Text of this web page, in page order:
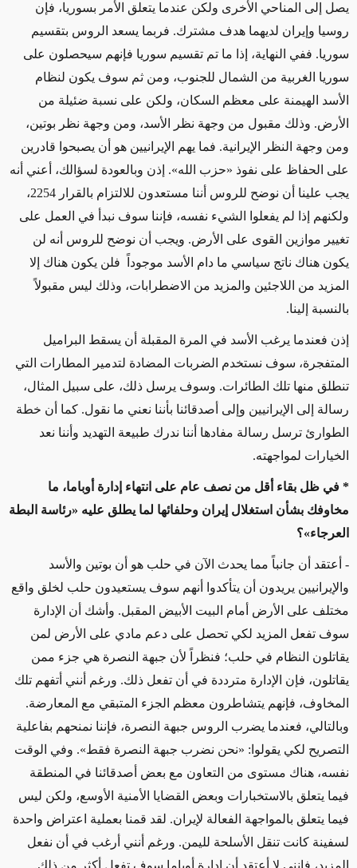
يصل إلى المناحي الأخرى ولكن عندما يتعلق الأمر بسوريا، فإن
روسيا وإيران لديهما هدف مشترك. فربما يسعد الروس بتقسيم
سوريا. ففي النهاية، إذا ما تم تقسيم سوريا فإنهم سيحصلون على
سوريا الغربية من الشمال للجنوب، ومن ثم سوف يكون لنظام
الأسد الهيمنة على معظم السكان، ولكن على نسبة ضئيلة من
الأرض. وذلك مقبول من وجهة نظر الأسد، ومن وجهة نظر بوتين،
ومن وجهة النظر الإيرانية. فما يهم الإيرانيين هو أن يصبحوا قادرين
على الحفاظ على نفوذ «حزب الله». إذن وبالعودة لسؤالك، أعني أنه
يجب علينا أن نوضح للروس أننا مستعدون للالتزام بالقرار 2254،
ولكنهم إذا لم يفعلوا الشيء نفسه، فإننا سوف نبدأ في العمل على
تغيير موازين القوى على الأرض. ويجب أن نوضح للروس أنه لن
يكون هناك ناتج سياسي ما دام الأسد موجوداً فلن يكون هناك إلا
المزيد من اللاجئين والمزيد من الاضطرابات، وذلك ليس مقبولاً
بالنسبة إلينا.
إذن فعندما يرغب الأسد في المرة المقبلة أن يسقط البراميل
المتفجرة، سوف نستخدم الضربات المضادة لتدمير المطارات التي
تنطلق منها تلك الطائرات. وسوف يرسل ذلك، على سبيل المثال،
رسالة إلى الإيرانيين وإلى أصدقائنا بأننا نعني ما نقول. كما أن خطة
الطوارئ ترسل رسالة مفادها أننا ندرك طبيعة التهديد وأننا نعد
الخيارات لمواجهته.
* في ظل بقاء أقل من نصف عام على انتهاء إدارة أوباما، ما
مخاوفك بشأن استغلال إيران وحلفائها لما يطلق عليه «رئاسة البطة
العرجاء»؟
- أعتقد أن جانباً مما يحدث الآن في حلب هو أن بوتين والأسد
والإيرانيين يريدون أن يتأكدوا أنهم سوف يستعيدون حلب لخلق واقع
مختلف على الأرض أمام البيت الأبيض المقبل. وأشك أن الإدارة
سوف تفعل المزيد لكي تحصل على دعم مادي على الأرض لمن
يقاتلون النظام في حلب؛ فنظراً لأن جبهة النصرة هي جزء ممن
يقاتلون، فإن الإدارة مترددة في أن تفعل ذلك. ورغم أنني أتفهم تلك
المخاوف، فإنهم يتشاطرون معظم الجزء المتبقي مع المعارضة.
وبالتالي، فعندما يضرب الروس جبهة النصرة، فإننا نمنحهم بفاعلية
التصريح لكي يقولوا: «نحن نضرب جبهة النصرة فقط». وفي الوقت
نفسه، هناك مستوى من التعاون مع بعض أصدقائنا في المنطقة
فيما يتعلق بالاستخبارات وبعض القضايا الأمنية الأوسع، ولكن ليس
فيما يتعلق بالمواجهة الفعالة لإيران. لقد قمنا بعملية اعتراض واحدة
لسفينة كانت تنقل الأسلحة لليمن. ورغم أنني أرغب في أن نفعل
المزيد، فإنني لا أعتقد أن إدارة أوباما سوف تفعل أكثر من ذلك.